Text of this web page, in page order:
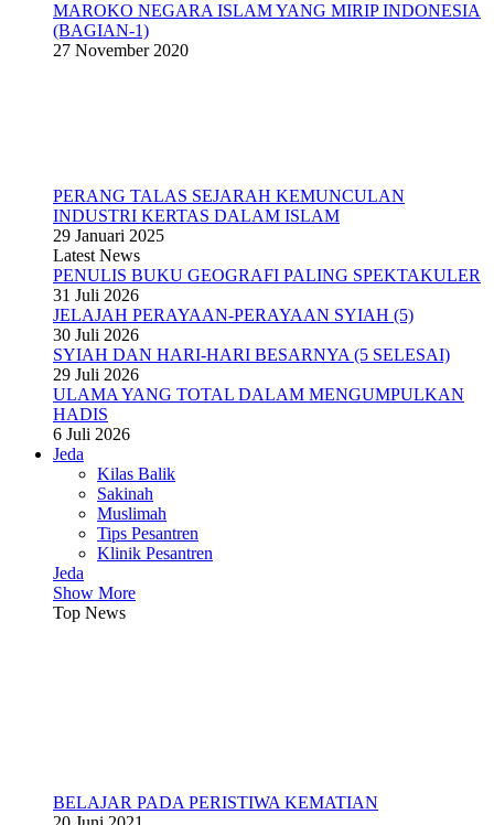
MAROKO NEGARA ISLAM YANG MIRIP INDONESIA
(BAGIAN-1)
27 November 2020
PERANG TALAS SEJARAH KEMUNCULAN
INDUSTRI KERTAS DALAM ISLAM
29 Januari 2025
Latest News
PENULIS BUKU GEOGRAFI PALING SPEKTAKULER
31 Juli 2026
JELAJAH PERAYAAN-PERAYAAN SYIAH (5)
30 Juli 2026
SYIAH DAN HARI-HARI BESARNYA (5 SELESAI)
29 Juli 2026
ULAMA YANG TOTAL DALAM MENGUMPULKAN
HADIS
6 Juli 2026
Jeda
Kilas Balik
Sakinah
Muslimah
Tips Pesantren
Klinik Pesantren
Jeda
Show More
Top News
BELAJAR PADA PERISTIWA KEMATIAN